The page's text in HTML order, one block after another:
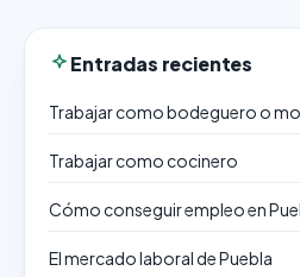
Entradas recientes
Trabajar como bodeguero o
Trabajar como cocinero
Cómo conseguir empleo en
El mercado laboral de Puebla